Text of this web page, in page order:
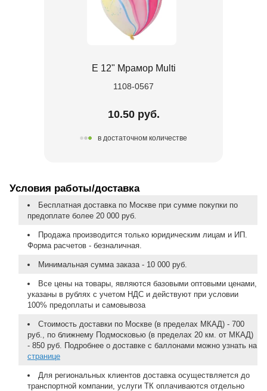
Е 12" Мрамор Multi
1108-0567
10.50 руб.
в достаточном количестве
Условия работы/доставка
Бесплатная доставка по Москве при сумме покупки по
предоплате более 20 000 руб.
Продажа производится только юридическим лицам и ИП.
Форма расчетов - безналичная.
Минимальная сумма заказа - 10 000 руб.
Все цены на товары, являются базовыми оптовыми ценами,
указаны в рублях с учетом НДС и действуют при условии
100% предоплаты и самовывоза
Стоимость доставки по Москве (в пределах МКАД) - 700
руб., по ближнему Подмосковью (в пределах 20 км. от МКАД)
- 850 руб. Подробнее о доставке с баллонами можно узнать на
странице
Для региональных клиентов доставка осуществляется до
транспортной компании, услуги ТК оплачиваются отдельно